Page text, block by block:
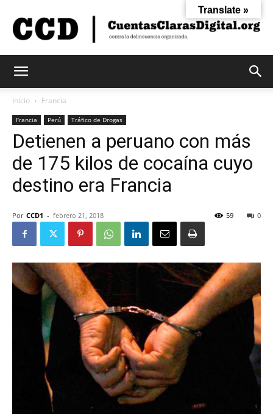
Claras
Digital
Inicio Francia
Francia Perú Tráfico de Drogas
Detienen a peruano con más
de 175 kilos de cocaína cuyo
destino era Francia
Por CCD1 - febrero 21, 2018 0
59
Translate »